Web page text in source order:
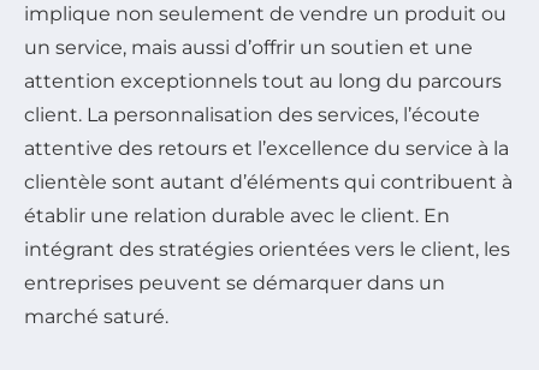
implique non seulement de vendre un produit ou
un service, mais aussi d’offrir un soutien et une
attention exceptionnels tout au long du parcours
client. La personnalisation des services, l’écoute
attentive des retours et l’excellence du service à la
clientèle sont autant d’éléments qui contribuent à
établir une relation durable avec le client. En
intégrant des stratégies orientées vers le client, les
entreprises peuvent se démarquer dans un
marché saturé.